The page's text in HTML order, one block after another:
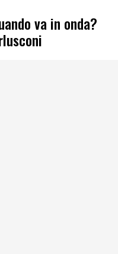
va in onda?